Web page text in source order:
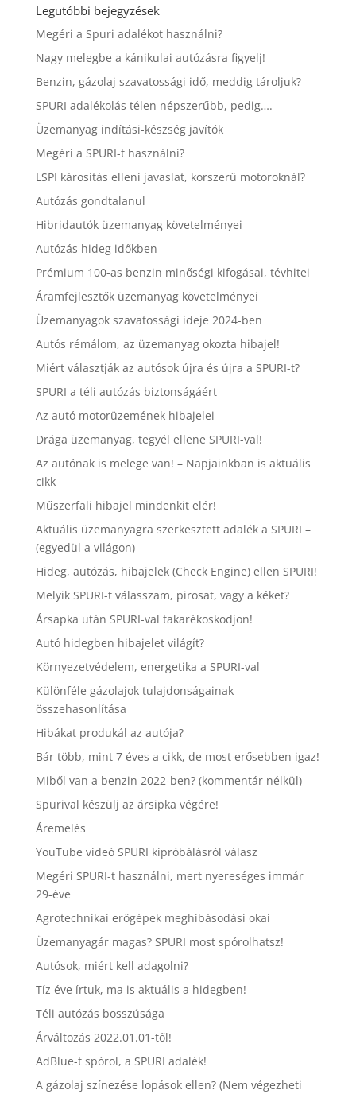
Legutóbbi bejegyzések
Megéri a Spuri adalékot használni?
Nagy melegbe a kánikulai autózásra figyelj!
Benzin, gázolaj szavatossági idő, meddig tároljuk?
SPURI adalékolás télen népszerűbb, pedig….
Üzemanyag indítási-készség javítók
Megéri a SPURI-t használni?
LSPI károsítás elleni javaslat, korszerű motoroknál?
Autózás gondtalanul
Hibridautók üzemanyag követelményei
Autózás hideg időkben
Prémium 100-as benzin minőségi kifogásai, tévhitei
Áramfejlesztők üzemanyag követelményei
Üzemanyagok szavatossági ideje 2024-ben
Autós rémálom, az üzemanyag okozta hibajel!
Miért választják az autósok újra és újra a SPURI-t?
SPURI a téli autózás biztonságáért
Az autó motorüzemének hibajelei
Drága üzemanyag, tegyél ellene SPURI-val!
Az autónak is melege van! – Napjainkban is aktuális
cikk
Műszerfali hibajel mindenkit elér!
Aktuális üzemanyagra szerkesztett adalék a SPURI –
(egyedül a világon)
Hideg, autózás, hibajelek (Check Engine) ellen SPURI!
Melyik SPURI-t válasszam, pirosat, vagy a kéket?
Ársapka után SPURI-val takarékoskodjon!
Autó hidegben hibajelet világít?
Környezetvédelem, energetika a SPURI-val
Különféle gázolajok tulajdonságainak
összehasonlítása
Hibákat produkál az autója?
Bár több, mint 7 éves a cikk, de most erősebben igaz!
Miből van a benzin 2022-ben? (kommentár nélkül)
Spurival készülj az ársipka végére!
Áremelés
YouTube videó SPURI kipróbálásról válasz
Megéri SPURI-t használni, mert nyereséges immár
29-éve
Agrotechnikai erőgépek meghibásodási okai
Üzemanyagár magas? SPURI most spórolhatsz!
Autósok, miért kell adagolni?
Tíz éve írtuk, ma is aktuális a hidegben!
Téli autózás bosszúsága
Árváltozás 2022.01.01-től!
AdBlue-t spórol, a SPURI adalék!
A gázolaj színezése lopások ellen? (Nem végezheti